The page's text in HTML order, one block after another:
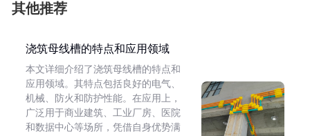
其他推荐
浇筑母线槽的特点和应用领域
本文详细介绍了浇筑母线槽的特点和
应用领域。其特点包括良好的电气、
机械、防火和防护性能。在应用上，
广泛用于商业建筑、工业厂房、医院
和数据中心等场所，凭借自身优势满